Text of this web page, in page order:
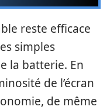
reste efficace
simples
la batterie. En
de l’écran
de même